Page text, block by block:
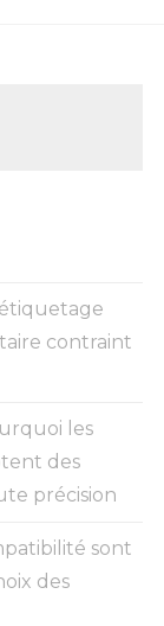
contraint
les
des
précision
sont
des